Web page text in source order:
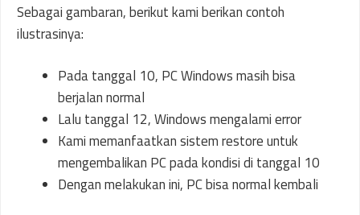
Sebagai gambaran, berikut kami berikan contoh
ilustrasinya:
Pada tanggal 10, PC Windows masih bisa
berjalan normal
Lalu tanggal 12, Windows mengalami error
Kami memanfaatkan sistem restore untuk
mengembalikan PC pada kondisi di tanggal 10
Dengan melakukan ini, PC bisa normal kembali